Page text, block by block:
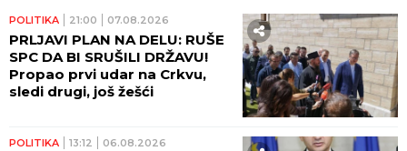
POLITIKA 21:00 07.08.2026
PRLJAVI PLAN NA DELU: RUŠE
SPC DA BI SRUŠILI DRŽAVU!
Propao prvi udar na Crkvu,
sledi drugi, još žešći
POLITIKA 13:12 06.08.2026